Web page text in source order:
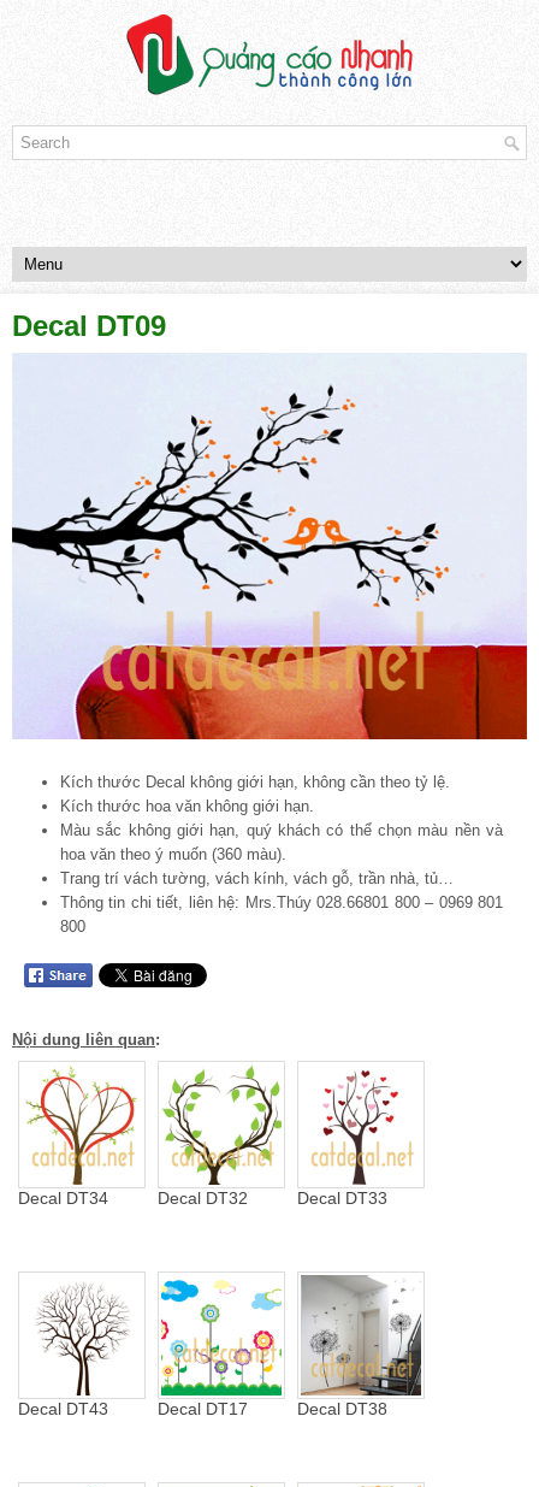
Decal DT09
Kích thước Decal không giới hạn, không cần theo tỷ lệ.
Kích thước hoa văn không giới hạn.
Màu sắc không giới hạn, quý khách có thể chọn màu nền và
hoa văn theo ý muốn (360 màu).
Trang trí vách tường, vách kính, vách gỗ, trần nhà, tủ…
Thông tin chi tiết, liên hệ: Mrs.Thúy 028.66801 800 – 0969 801
800
Nội dung liên quan:
Decal DT34 Decal DT32 Decal DT33
Decal DT43 Decal DT17 Decal DT38